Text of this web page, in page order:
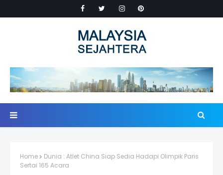
Home
Dunia : Atlet China Siap Sedia Hadapi Olimpik Paris
Sertai 165 Acara